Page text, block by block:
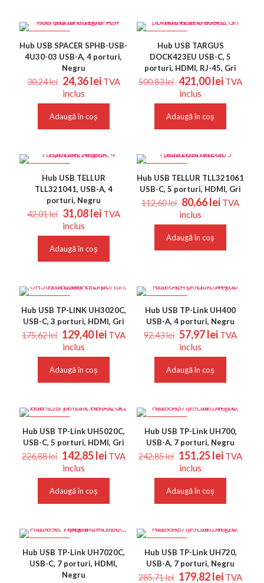
Hub USB SPACER SPHB-USB-
4U30-03 USB-A, 4 porturi,
Negru
30,24lei Prețul
inițial
a
fost:
30,24 lei.
24,36leiPrețul
este:
TVA
inclus
Adaugă în coș
Hub USB TARGUS
DOCK423EU USB-C, 5
porturi, HDMI, RJ-45, Gri
500,83lei Prețul
inițial
a
fost:
500,83 lei.
421,00leiPrețul
este:
TVA
inclus
Adaugă în coș
Hub USB TELLUR
TLL321041, USB-A, 4
porturi, Negru
42,01lei Prețul
inițial
a
fost:
42,01 lei.
31,08leiPrețul
este:
TVA
inclus
Adaugă în coș
Hub USB TELLUR TLL321061
USB-C, 5 porturi, HDMI, Gri
112,60lei Prețul
inițial
a
fost:
112,60 lei.
80,66leiPrețul
este:
TVA
inclus
Adaugă în coș
Hub USB TP-LINK UH3020C,
USB-C, 3 porturi, HDMI, Gri
175,62lei Prețul
inițial
a
fost:
175,62 lei.
129,40leiPrețul
este:
TVA
inclus
Adaugă în coș
Hub USB TP-Link UH400
USB-A, 4 porturi, Negru
92,43lei Prețul
inițial
a
fost:
92,43 lei.
57,97leiPrețul
este:
TVA
inclus
Adaugă în coș
Hub USB TP-Link UH5020C,
USB-C, 5 porturi, HDMI, Gri
226,88lei Prețul
inițial
a
fost:
226,88 lei.
142,85leiPrețul
este:
TVA
inclus
Adaugă în coș
Hub USB TP-Link UH700,
USB-A, 7 porturi, Negru
242,85lei Prețul
inițial
a
fost:
242,85 lei.
151,25leiPrețul
este:
TVA
inclus
Adaugă în coș
Hub USB TP-Link UH7020C,
USB-C, 7 porturi, HDMI,
Negru
Hub USB TP-Link UH720,
USB-A, 7 porturi, Negru
285,71lei Prețul
179,82leiPrețul
TVA